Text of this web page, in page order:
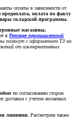
оплаты в зависимости от
предоплата, оплата по факту
складской программы.
магазины,
в Реестре промышленной
помогут с оформлением ТЗ на
от альтернативных
по согласованию сторон.
доставки с учетом желаемых
линиями. Рассмотрим также